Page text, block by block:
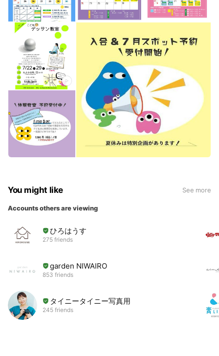
You might like See more
Accounts others are viewing
ひろはうす
275 friends
garden NIWAIRO
853 friends
タイニータイニー写真用
245 friends